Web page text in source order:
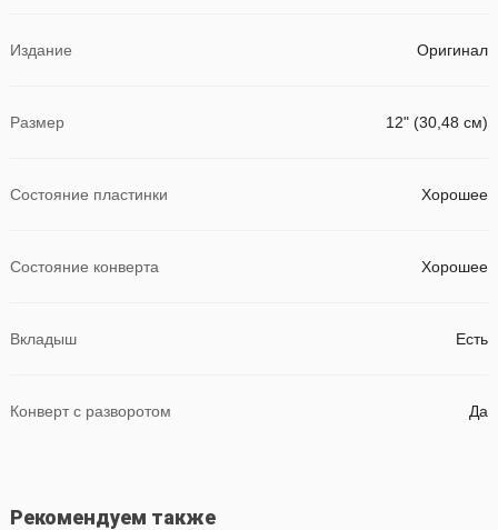
Издание Оригинал
Размер 12" (30,48 см)
Состояние пластинки Хорошее
Состояние конверта Хорошее
Вкладыш Есть
Конверт с разворотом Да
Рекомендуем также